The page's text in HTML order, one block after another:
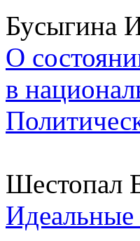
Бусыгина
О
в
Шестопал
Идеальные